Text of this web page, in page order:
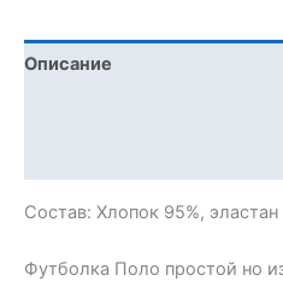
Описание
Состав: Хлопок 95%, эластан
Футболка Поло простой но